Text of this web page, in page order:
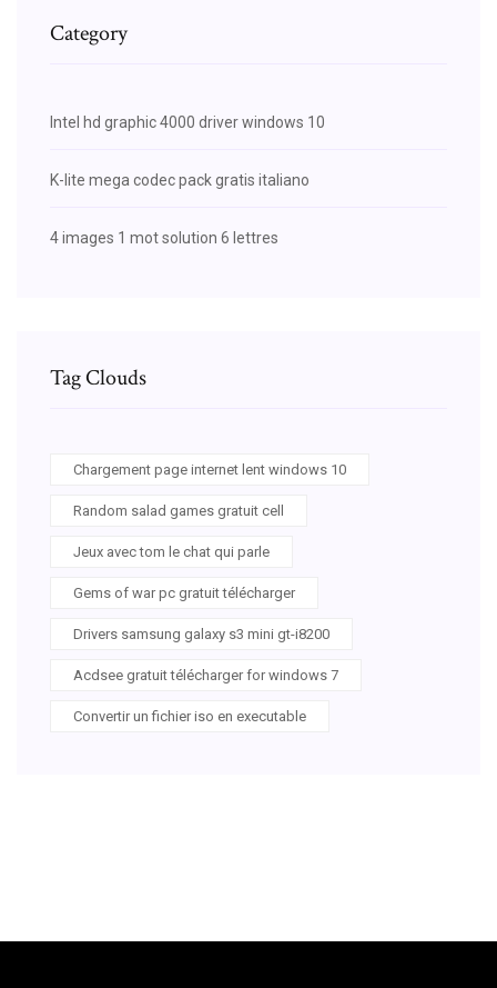
Category
Intel hd graphic 4000 driver windows 10
K-lite mega codec pack gratis italiano
4 images 1 mot solution 6 lettres
Tag Clouds
Chargement page internet lent windows 10
Random salad games gratuit cell
Jeux avec tom le chat qui parle
Gems of war pc gratuit télécharger
Drivers samsung galaxy s3 mini gt-i8200
Acdsee gratuit télécharger for windows 7
Convertir un fichier iso en executable